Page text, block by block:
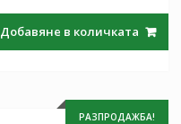
106.40 лв..62.59
Добавяне в количката
РАЗПРОДАЖБА!